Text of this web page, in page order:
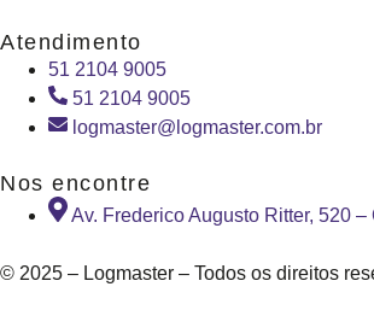
Atendimento
51 2104 9005
51 2104 9005
logmaster@logmaster.com.br
Nos encontre
Av. Frederico Augusto Ritter, 520
© 2025 – Logmaster – Todos os direitos